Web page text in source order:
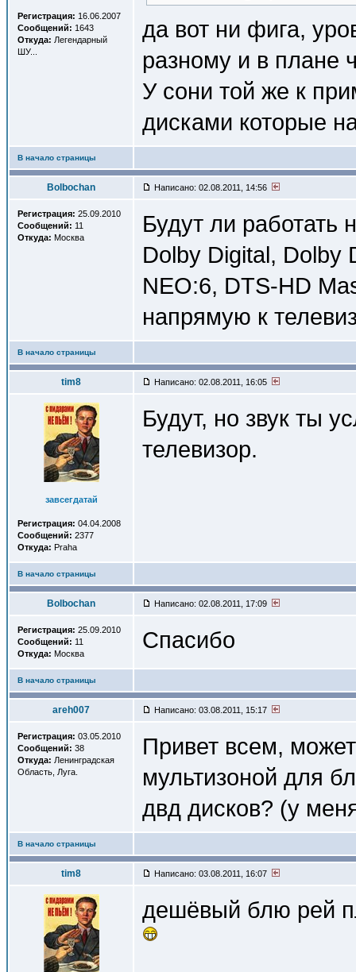
Регистрация: 16.06.2007
Сообщений: 1643
Откуда: Легендарный
ШУ...
да вот ни фига,
разному и в плане
У сони той же к
дисками которые
В начало страницы
Bolbochan Написано: 02.08.2011, 14:56
Регистрация: 25.09.2010
Сообщений: 11
Откуда: Москва
Будут ли работать
Dolby Digital, Dolby
NEO:6, DTS-HD
напрямую к
В начало страницы
tim8 Написано: 02.08.2011, 16:05
завсегдатай
Регистрация: 04.04.2008
Сообщений: 2377
Откуда: Praha
Будут, но звук ты
телевизор.
В начало страницы
Bolbochan Написано: 02.08.2011, 17:09
Регистрация: 25.09.2010
Сообщений: 11
Откуда: Москва
Спасибо
В начало страницы
areh007 Написано: 03.08.2011, 15:17
Регистрация: 03.05.2010
Сообщений: 38
Откуда: Ленинградская
Область, Луга.
Привет всем,
мультизоной для
двд дисков? (у
В начало страницы
tim8 Написано: 03.08.2011, 16:07
дешёвый блю рей